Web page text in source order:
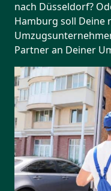
nach Düsseldorf?
Hamburg soll Deine
Partner an Deiner